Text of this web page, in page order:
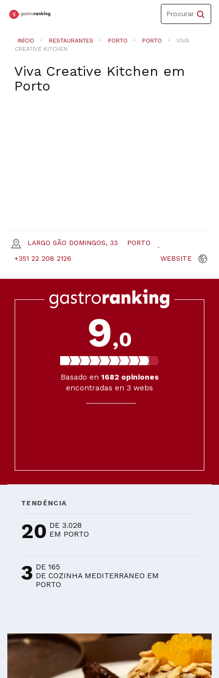
Toggle
navigation
Procurar
INÍCIO RESTAURANTES PORTO PORTO
VIVA
CREATIVE KITCHEN
Viva Creative Kitchen em
Porto
LARGO SÃO DOMINGOS, 33 PORTO
+351 22 208 2126 WEBSITE
9,0
Basado en 1682 opiniones
encontradas en 3 webs
TENDÊNCIA
20 DE 3.028
EM PORTO
3 DE 165
DE COZINHA MEDITERRANEO EM
PORTO